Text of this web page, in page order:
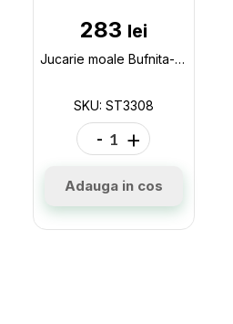
283 lei
Jucarie moale Bufnita-balonas h-38cm ST3308
SKU: ST3308
- +
Adauga in cos